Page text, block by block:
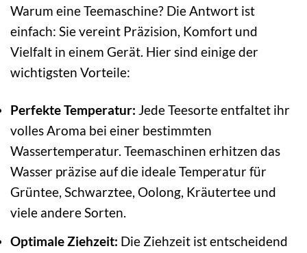
Warum eine Teemaschine? Die Antwort ist
einfach: Sie vereint Präzision, Komfort und
Vielfalt in einem Gerät. Hier sind einige der
wichtigsten Vorteile:
Perfekte Temperatur: Jede Teesorte entfaltet ihr
volles Aroma bei einer bestimmten
Wassertemperatur. Teemaschinen erhitzen das
Wasser präzise auf die ideale Temperatur für
Grüntee, Schwarztee, Oolong, Kräutertee und
viele andere Sorten.
Optimale Ziehzeit: Die Ziehzeit ist entscheidend